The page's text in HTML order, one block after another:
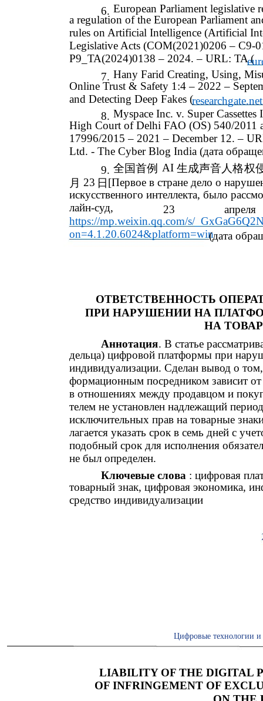
6. European Parliament
a regulation of the European Parliament
rules on Artificial Intelligence (Artificial
Legislative Acts (COM(2021)0206 – C9-
P9_TA(2024)0138 – 2024. – URL: TA (
7. Hany Farid Creating, Using,
Online Trust & Safety 1:4 – 2022 –
and Detecting Deep Fakes (researchgate.net
8. Myspace Inc. v. Super
High Court of Delhi FAO (OS) 540/
17996/2015 – 2021 – December 12. –
Ltd. - The Cyber Blog India (дата
9. 全国首例 AI 生成声音人格权
月 23 日 [Первое в стране дело о
искусственного интеллекта, было
лайн-суд,
23
апреля
https://mp.weixin.qq.com/s/
on=4.1.20.6024&platform=win(дата
ОТВЕТСТВЕННОСТЬ
ПРИ НАРУШЕНИИ НА
НА
Аннотация. В статье
дельца) цифровой платформы при
индивидуализации. Сделан вывод о
формационным посредником зависит
в отношениях между продавцом и
телем не установлен надлежащий
исключительных прав на товарные
лагается указать срок в семь дней с
подобный срок для исполнения
не был определен.
Ключевые слова : цифровая
товарный знак, цифровая экономика,
средство индивидуализации
Цифровые технологии и
LIABILITY OF THE DIGITAL
OF INFRINGEMENT OF